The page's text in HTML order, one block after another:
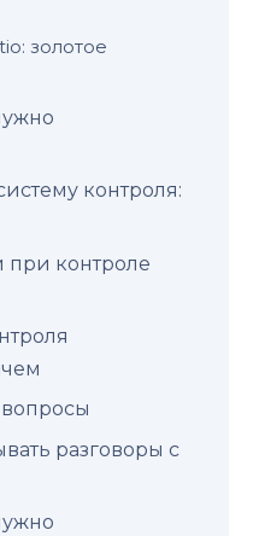
золотое
контроля:
контроле
разговоры с